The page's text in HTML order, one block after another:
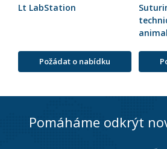
Lt LabStation
Požádat o nabídku
Pomáháme odkrýt